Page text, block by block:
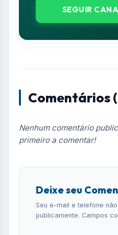
SEGUIR
Comentários
Nenhum comentário
primeiro a comentar!
Deixe seu
Seu e-mail e telefone
publicamente. Campos